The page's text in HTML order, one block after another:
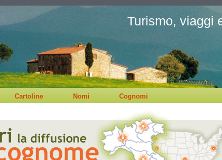
Turismo, viaggi
Cartoline Nomi Cognomi